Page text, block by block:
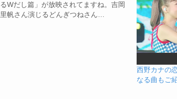
るWだし篇」が放映されてますね。吉岡
里帆さん演じるどんぎつねさん…
西野カナの
なる曲もご